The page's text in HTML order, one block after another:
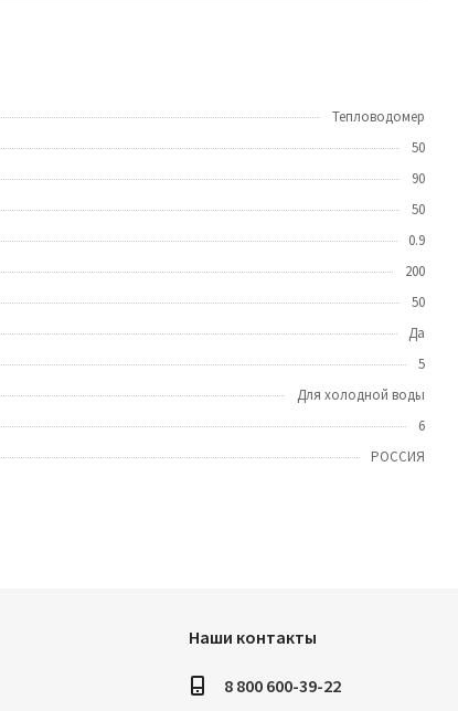
Тепловодомер
50
90
50
0.9
200
50
Да
5
Для холодной воды
6
РОССИЯ
Наши контакты
8 800 600-39-22